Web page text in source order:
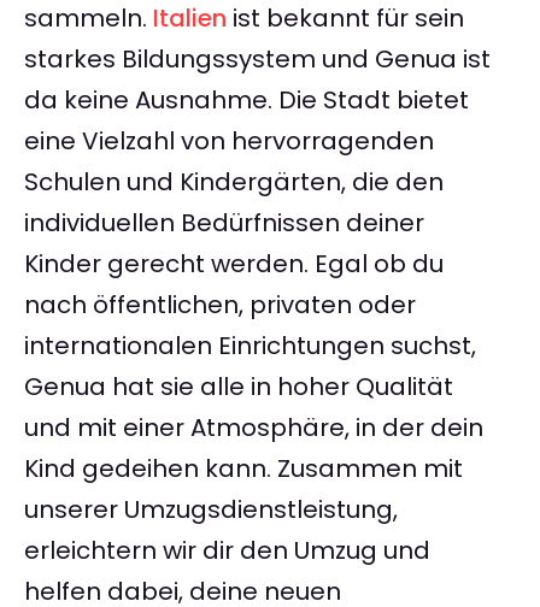
sammeln. Italien ist bekannt für sein
starkes Bildungssystem und Genua ist
da keine Ausnahme. Die Stadt bietet
eine Vielzahl von hervorragenden
Schulen und Kindergärten, die den
individuellen Bedürfnissen deiner
Kinder gerecht werden. Egal ob du
nach öffentlichen, privaten oder
internationalen Einrichtungen suchst,
Genua hat sie alle in hoher Qualität
und mit einer Atmosphäre, in der dein
Kind gedeihen kann. Zusammen mit
unserer Umzugsdienstleistung,
erleichtern wir dir den Umzug und
helfen dabei, deine neuen